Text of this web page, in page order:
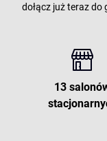
dołącz już teraz
13